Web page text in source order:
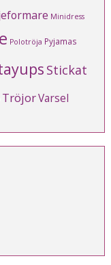
Minidress
Polotröja Pyjamas
Stickat
TröjorVarsel